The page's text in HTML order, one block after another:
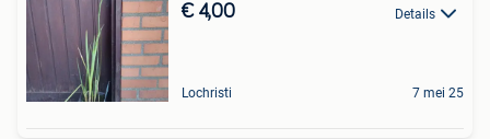
€ 4,00 Details
Lochristi 7 mei 25